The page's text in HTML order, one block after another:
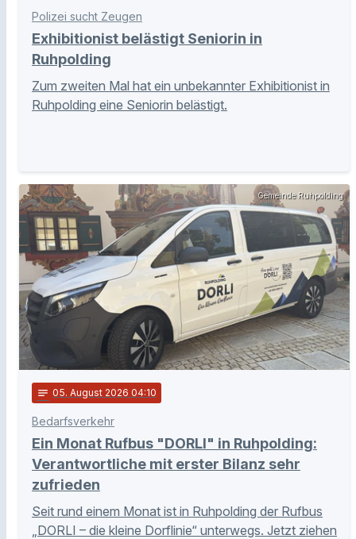
Polizei sucht Zeugen
Exhibitionist belästigt Seniorin in
Ruhpolding
Zum zweiten Mal hat ein unbekannter Exhibitionist in
Ruhpolding eine Seniorin belästigt.
Gemeinde Ruhpolding
notes 05. August 2026 04:10
Bedarfsverkehr
Ein Monat Rufbus "DORLI" in Ruhpolding:
Verantwortliche mit erster Bilanz sehr
zufrieden
Seit rund einem Monat ist in Ruhpolding der Rufbus
„DORLI – die kleine Dorflinie“ unterwegs. Jetzt ziehen